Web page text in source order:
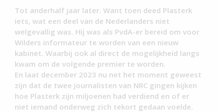
Tot anderhalf jaar later. Want toen deed Plasterk
iets, wat een deel van de Nederlanders niet
welgevallig was. Hij was als PvdA-er bereid om voor
Wilders informateur te worden van een nieuw
kabinet. Waarbij ook al direct de mogelijkheid langs
kwam om de volgende premier te worden.
En laat december 2023 nu net het moment geweest
zijn dat de twee journalisten van NRC gingen kijken
hoe Plasterk zijn miljoenen had verdiend en of er
niet iemand onderweg zich tekort gedaan voelde.